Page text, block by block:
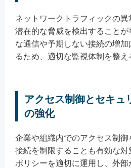
ネットワークトラフィックの異
潜在的な脅威を検出すること
な通信や予期しない接続の増
るため、適切な監視体制を整え
アクセス制御とセキュ
の強化
企業や組織内でのアクセス制
接続を制限することも有効な対
ポリシーを適切に運用し、外